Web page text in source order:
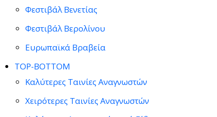
Φεστιβάλ Βενετίας
Φεστιβάλ Βερολίνου
Ευρωπαϊκά Βραβεία
TOP-BOTTOM
Καλύτερες Ταινίες Αναγνωστών
Χειρότερες Ταινίες Αναγνωστών